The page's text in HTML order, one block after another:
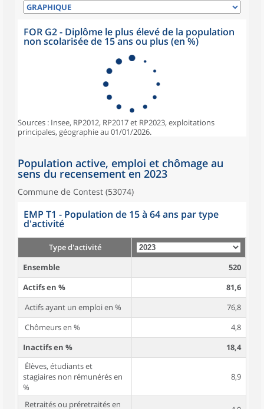
FOR G2 - Diplôme le plus élevé de la population
non scolarisée de 15 ans ou plus (en %)
Sources : Insee, RP2012, RP2017 et RP2023, exploitations
principales, géographie au 01/01/2026.
Population active, emploi et chômage au
sens du recensement en 2023
Commune de Contest (53074)
EMP T1 - Population de 15 à 64 ans par type
d'activité
Type d'activité
Ensemble
520
Actifs en %
81,6
Actifs ayant un emploi en %
76,8
Chômeurs en %
4,8
Inactifs en %
18,4
Élèves, étudiants et
stagiaires non rémunérés en
%
8,9
Retraités ou préretraités en